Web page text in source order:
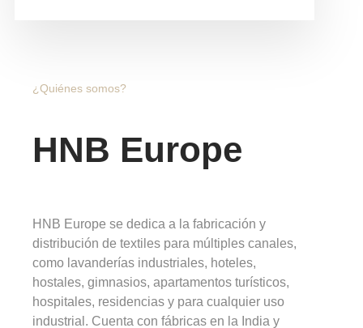
¿Quiénes somos?
HNB Europe
HNB Europe se dedica a la fabricación y
distribución de textiles para múltiples canales,
como lavanderías industriales, hoteles,
hostales, gimnasios, apartamentos turísticos,
hospitales, residencias y para cualquier uso
industrial. Cuenta con fábricas en la India y